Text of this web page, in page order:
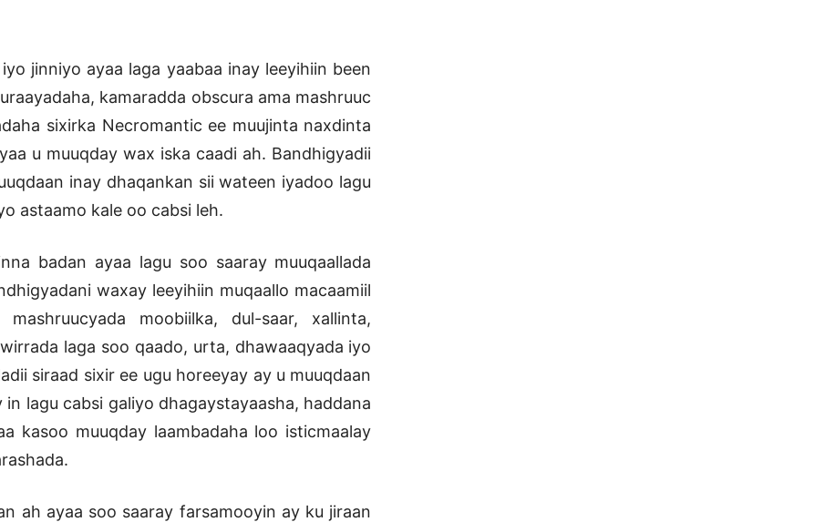
jinniyo ayaa laga yaabaa inay leeyihiin been
kamaradda obscura ama mashruuc
sixirka Necromantic ee muujinta naxdinta
u muuqday wax iska caadi ah. Bandhigyadii
inay dhaqankan sii wateen iyadoo lagu
astaamo kale oo cabsi leh.
badan ayaa lagu soo saaray muuqaallada
waxay leeyihiin muqaallo macaamiil
moobiilka, dul-saar, xallinta,
laga soo qaado, urta, dhawaaqyada iyo
siraad sixir ee ugu horeeyay ay u muuqdaan
lagu cabsi galiyo dhagaystayaasha, haddana
kasoo muuqday laambadaha loo isticmaalay
ah ayaa soo saaray farsamooyin ay ku jiraan